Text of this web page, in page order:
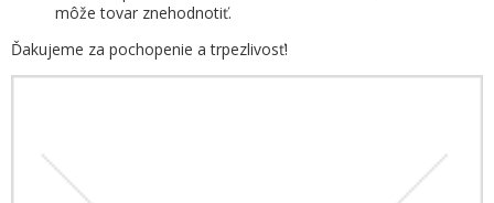
môže tovar znehodnotiť.
Ďakujeme za pochopenie a trpezlivosť!